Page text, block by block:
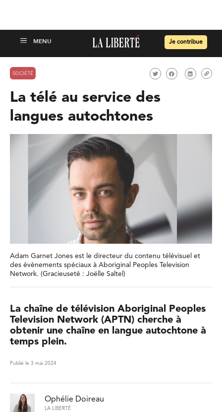
Je contribue
SOCIÉTÉ
La télé au service des
langues autochtones
Adam Garnet Jones est le directeur du contenu télévisuel et
des évènements spéciaux à Aboriginal Peoples Television
Network. (Gracieuseté : Joëlle Saltel)
La chaîne de télévision Aboriginal Peoples
Television Network (APTN) cherche à
obtenir une chaîne en langue autochtone à
temps plein.
Publié le 3 mai 2024
Ophélie Doireau
LA LIBERTÉ